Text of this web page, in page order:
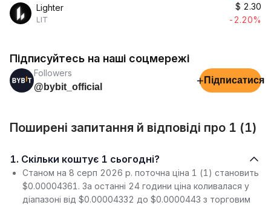
Lighter
LIT
$ 2.30
-2.20%
Підписуйтесь на наші соцмережі
Followers
@bybit_official
+ Підписатися
Поширені запитання й відповіді про 1 (1)
1. Скільки коштує 1 сьогодні?
Станом на 8 серп 2026 р. поточна ціна 1 (1) становить
$0.00004361. За останні 24 години ціна коливалася у
діапазоні від $0.00004332 до $0.0000443 з торговим